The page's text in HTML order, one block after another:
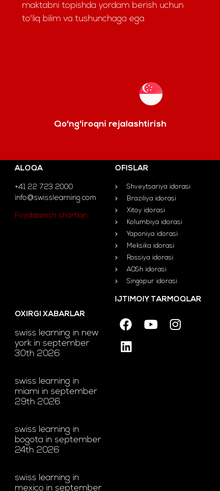
maktabni topishda yordam berish uchun
to'liq bilim va tushunchaga ega.
Qo'ng'iroqni rejalashtirish
ALOQA
+41 22 723 2000
info@swisslearning.com
Foydalanish shartlari
OFISLAR
Shveytsariya idorasi
Braziliya idorasi
Xitoy idorasi
Kolumbiya idorasi
Yaponiya idorasi
Meksika idorasi
Rossiya idorasi
AQSh idorasi
Singapur idorasi
OXIRGI XABARLAR
swiss learning in new
york in september
30th 2026
swiss learning in
miami in september
29th 2026
swiss learning in
bogota in september
24th 2026
swiss learning in
mexico in september
IJTIMOIY TARMOQLAR